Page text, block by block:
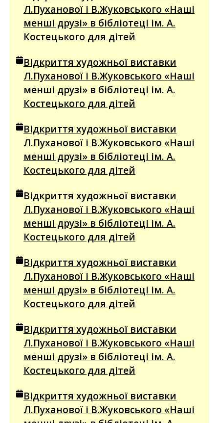
Л.Пуханової і В.Жуковського «Наші
менші друзі» в бібліотеці ім. А.
Костецького для дітей
Відкриття художньої виставки
Л.Пуханової і В.Жуковського «Наші
менші друзі» в бібліотеці ім. А.
Костецького для дітей
Відкриття художньої виставки
Л.Пуханової і В.Жуковського «Наші
менші друзі» в бібліотеці ім. А.
Костецького для дітей
Відкриття художньої виставки
Л.Пуханової і В.Жуковського «Наші
менші друзі» в бібліотеці ім. А.
Костецького для дітей
Відкриття художньої виставки
Л.Пуханової і В.Жуковського «Наші
менші друзі» в бібліотеці ім. А.
Костецького для дітей
Відкриття художньої виставки
Л.Пуханової і В.Жуковського «Наші
менші друзі» в бібліотеці ім. А.
Костецького для дітей
Відкриття художньої виставки
Л.Пуханової і В.Жуковського «Наші